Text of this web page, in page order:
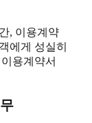
, 이용계약
에게 성실히
용계약서